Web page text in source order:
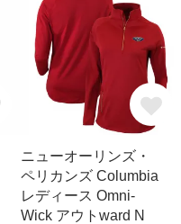
ニューオーリンズ・
ペリカンズ Columbia
レディース Omni-
Wick アウトward N